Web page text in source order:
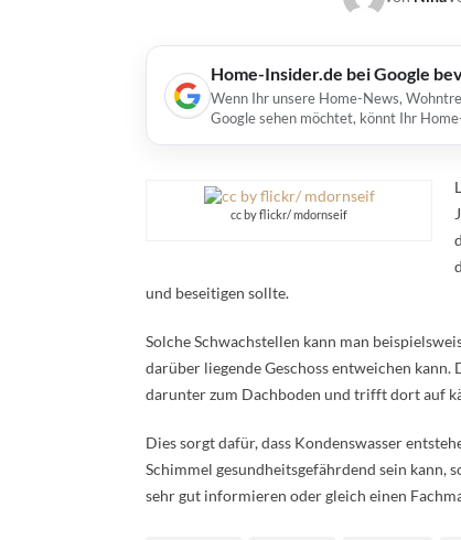
Home-Insider.de bei Google
Wenn Ihr unsere Home-News,
Google sehen möchtet, könnt Ihr
cc by flickr/ mdornseif
und beseitigen sollte.
Solche Schwachstellen kann man
darüber liegende Geschoss entweichen
darunter zum Dachboden und trifft dort auf
Dies sorgt dafür, dass Kondenswasser
Schimmel gesundheitsgefährdend sein kann,
sehr gut informieren oder gleich einen